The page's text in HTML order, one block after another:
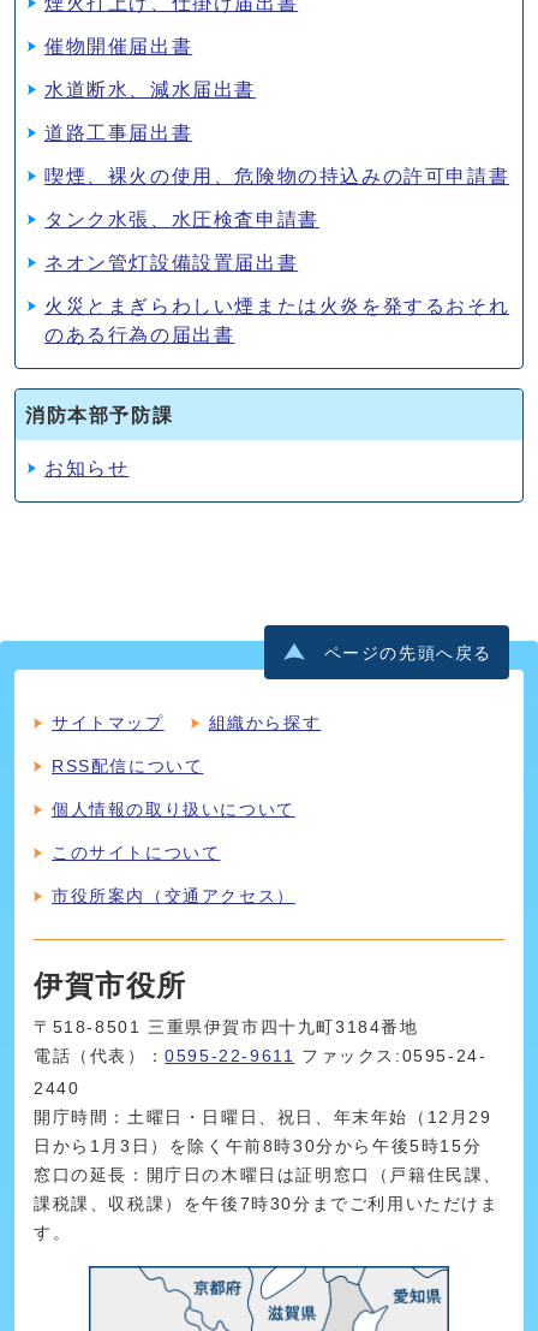
催物開催届出書
水道断水、減水届出書
道路工事届出書
喫煙、裸火の使用、危険物の持込みの許可申請書
タンク水張、水圧検査申請書
ネオン管灯設備設置届出書
火災とまぎらわしい煙または火炎を発するおそれ
のある行為の届出書
消防本部予防課
お知らせ
ページの先頭へ戻る
サイトマップ 組織から探す
RSS配信について
個人情報の取り扱いについて
このサイトについて
市役所案内（交通アクセス）
伊賀市役所
〒518-8501 三重県伊賀市四十九町3184番地
電話（代表）：0595-22-9611
ファックス:0595-24-
2440
開庁時間：土曜日・日曜日、祝日、年末年始（12月29
日から1月3日）を除く午前8時30分から午後5時15分
窓口の延長：開庁日の木曜日は証明窓口（戸籍住民課、
課税課、収税課）を午後7時30分までご利用いただけま
す。